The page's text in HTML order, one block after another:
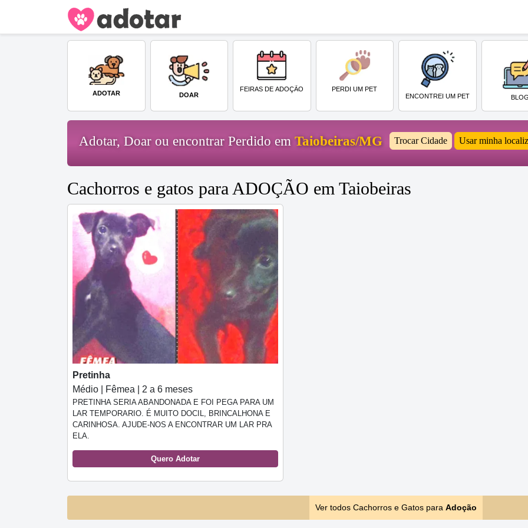
ADOTAR DOAR
FEIRAS DE ADOÇÃO
PERDI UM PET
ENCONTREI UM PET
BLOG
Adotar, Doar ou encontrar Perdido em Taiobeiras/MG Trocar Cidade Usar minha
Cachorros e gatos para ADOÇÃO em Taiobeiras
Pretinha
Médio | Fêmea | 2 a 6 meses
PRETINHA SERIA ABANDONADA E FOI PEGA PARA UM
LAR TEMPORARIO. É MUITO DOCIL, BRINCALHONA E
CARINHOSA. AJUDE-NOS A ENCONTRAR UM LAR PRA
ELA.
Quero Adotar
Ver todos Cachorros e Gatos para Adoção